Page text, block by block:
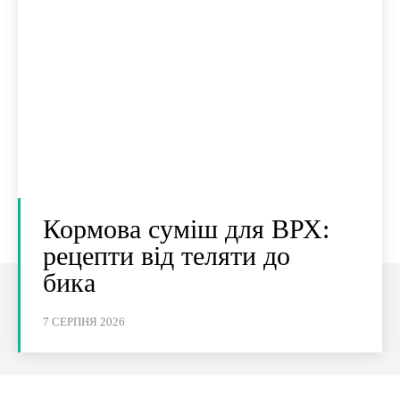
Кормова суміш для ВРХ:
рецепти від теляти до
бика
7 СЕРПНЯ 2026